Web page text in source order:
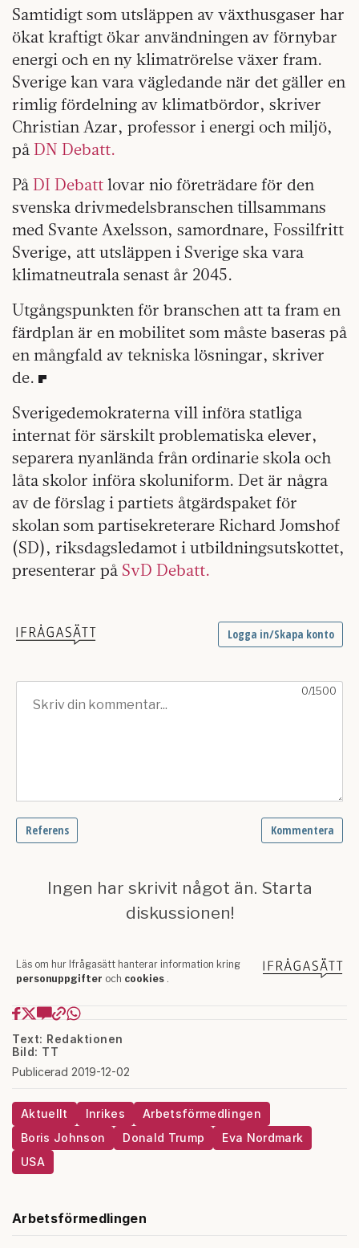
Samtidigt som utsläppen av växthusgaser har
ökat kraftigt ökar användningen av förnybar
energi och en ny klimatrörelse växer fram.
Sverige kan vara vägledande när det gäller en
rimlig fördelning av klimatbördor, skriver
Christian Azar, professor i energi och miljö,
på DN Debatt.
På DI Debatt lovar nio företrädare för den
svenska drivmedelsbranschen tillsammans
med Svante Axelsson, samordnare, Fossilfritt
Sverige, att utsläppen i Sverige ska vara
klimatneutrala senast år 2045.
Utgångspunkten för branschen att ta fram en
färdplan är en mobilitet som måste baseras på
en mångfald av tekniska lösningar, skriver
de.
Sverigedemokraterna vill införa statliga
internat för särskilt problematiska elever,
separera nyanlända från ordinarie skola och
låta skolor införa skoluniform. Det är några
av de förslag i partiets åtgärdspaket för
skolan som partisekreterare Richard Jomshof
(SD), riksdagsledamot i utbildningsutskottet,
presenterar på SvD Debatt.
Text: Redaktionen
Bild: TT
Publicerad 2019-12-02
Aktuellt Inrikes
Arbetsförmedlingen
Boris Johnson
Donald Trump
Eva Nordmark
USA
Arbetsförmedlingen